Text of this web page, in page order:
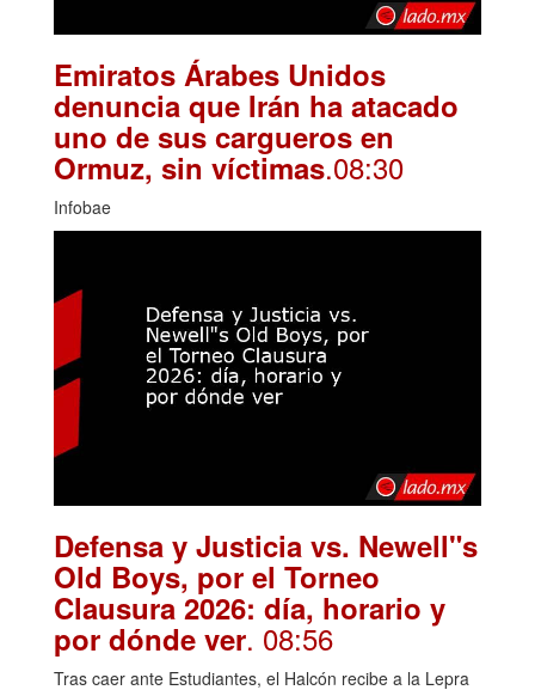
Emiratos Árabes Unidos
denuncia que Irán ha atacado
uno de sus cargueros en
Ormuz, sin víctimas.08:30
Infobae
Defensa y Justicia vs. Newell"s
Old Boys, por el Torneo
Clausura 2026: día, horario y
por dónde ver. 08:56
Tras caer ante Estudiantes, el Halcón recibe a la Lepra